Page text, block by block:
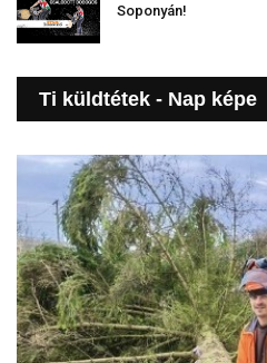
Soponyán!
Ti küldtétek - Nap képe